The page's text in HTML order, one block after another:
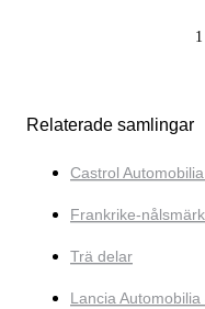
1
Relaterade samlingar
Castrol
Frankrike-
Trä delar
Lancia